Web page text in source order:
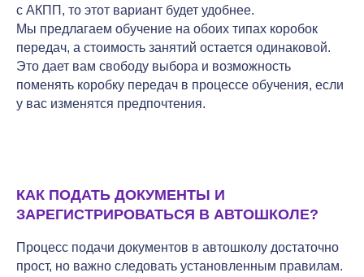
с АКПП, то этот вариант будет удобнее.
Мы предлагаем обучение на обоих типах коробок
передач, а стоимость занятий остается одинаковой.
Это дает вам свободу выбора и возможность
поменять коробку передач в процессе обучения, если
у вас изменятся предпочтения.
КАК ПОДАТЬ ДОКУМЕНТЫ И
ЗАРЕГИСТРИРОВАТЬСЯ В АВТОШКОЛЕ?
Процесс подачи документов в автошколу достаточно
прост, но важно следовать установленным правилам.